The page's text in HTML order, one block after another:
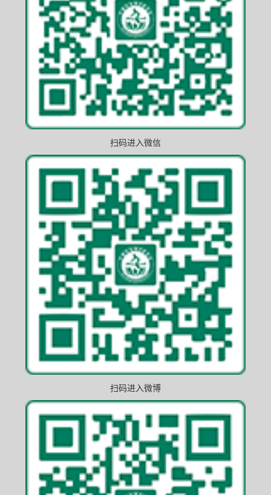
扫码进入微信
扫码进入微博